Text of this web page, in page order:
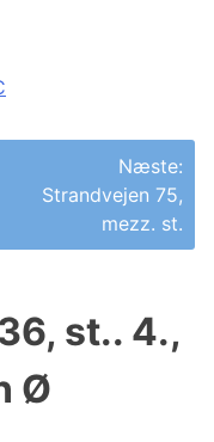
Næste:
Strandvejen 75,
mezz. st.
st.. 4.,
Ø